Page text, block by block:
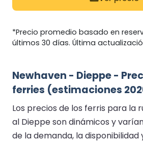
*Precio promedio basado en
últimos 30 días. Última
Newhaven - Dieppe -
ferries (estimaciones
Los precios de los ferris para la
al Dieppe son dinámicos y
de la demanda, la